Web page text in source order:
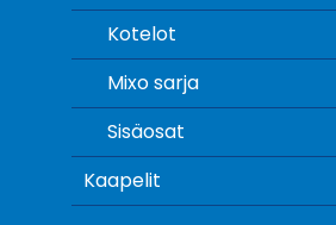
Kotelot
Mixo sarja
Sisäosat
Kaapelit